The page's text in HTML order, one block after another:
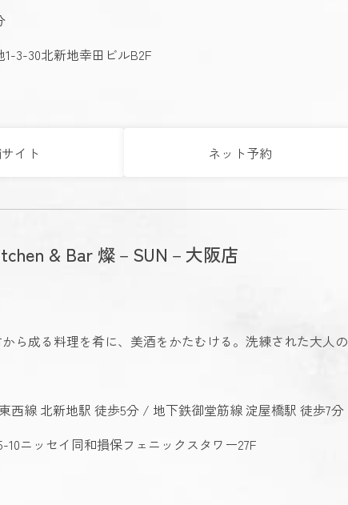
3-30北新地幸田ビルB2F
イト ネット予約
& Bar 燦－SUN－大阪店
ら成る料理を肴に、美酒をかたむける。洗練された大人の
西線 北新地駅 徒歩5分 / 地下鉄御堂筋線 淀屋橋駅 徒歩7分
10ニッセイ同和損保フェニックスタワー27F